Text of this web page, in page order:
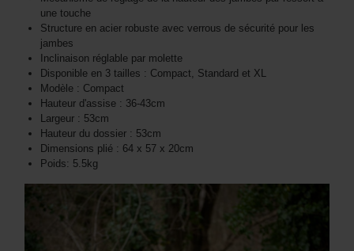
une touche
Structure en acier robuste avec verrous de sécurité pour les
jambes
Inclinaison réglable par molette
Disponible en 3 tailles : Compact, Standard et XL
Modèle : Compact
Hauteur d'assise : 36-43cm
Largeur : 53cm
Hauteur du dossier : 53cm
Dimensions plié : 64 x 57 x 20cm
Poids: 5.5kg